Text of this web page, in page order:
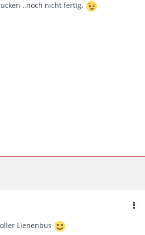
..noch nicht fertig.
Lienenbus